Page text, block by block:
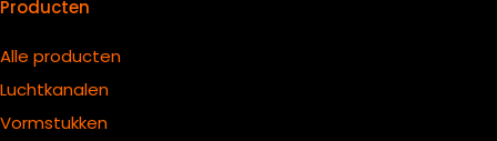
Producten
Alle producten
Luchtkanalen
Vormstukken